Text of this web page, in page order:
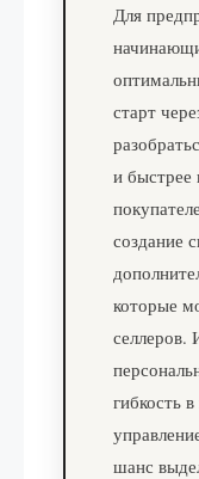
Для
старт
и быстрее
создание
которые
гибкость
шанс